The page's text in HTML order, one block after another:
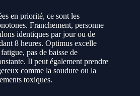
en priorité, ce sont les
Franchement, personne
identiques par jour ou de
8 heures. Optimus excelle
pas de baisse de
Il peut également prendre
comme la soudure ou la
toxiques.